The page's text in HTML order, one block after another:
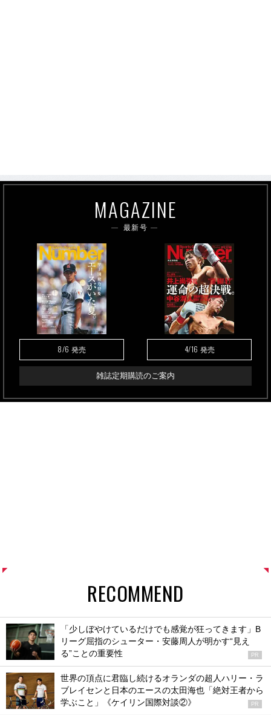
MAGAZINE
最新号
8/6 発売 4/16 発売
雑誌定期購読のご案内
RECOMMEND
「少しぼやけているだけでも感覚が狂ってきます」B
リーグ屈指のシューター・安藤周人が明かす“見え
る”ことの重要性
PR
世界の頂点に君臨し続けるオランダの超人ハリー・ラ
ブレイセンと日本のエースの太田海也「絶対王者から
学ぶこと」《ケイリン国際対談②》
PR